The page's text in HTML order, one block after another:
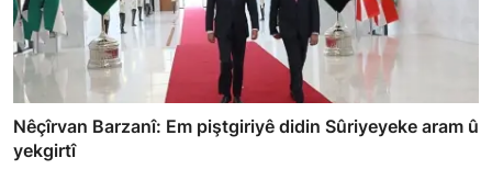
Nêçîrvan Barzanî: Em piştgiriyê didin Sûriyeyeke aram û
yekgirtî